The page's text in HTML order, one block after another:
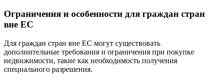
Ограничения и особенности для граждан стран
вне ЕС
Для граждан стран вне ЕС могут существовать
дополнительные требования и ограничения при покупке
недвижимости, такие как необходимость получения
специального разрешения.